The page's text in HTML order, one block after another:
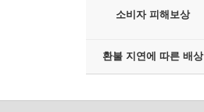
소비자 피해보상
환불 지연에 따른 배상